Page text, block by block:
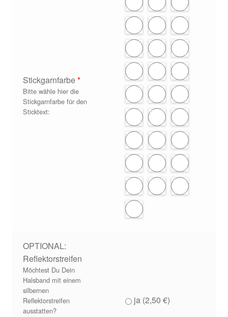
Stickgarnfarbe*
Bitte wähle hier die
Stickgarnfarbe für den
Sticktext:
OPTIONAL:
Reflektorstreifen
Möchtest Du Dein
Halsband mit einem
silbernen
Reflektorstreifen
ausstatten?
ja (2,50€)